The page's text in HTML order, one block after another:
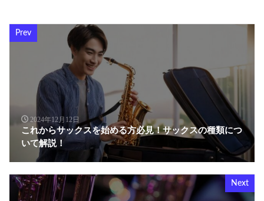
Prev
2024年12月12日
これからサックスを始める方必見！サックスの種類につ
いて解説！
Next